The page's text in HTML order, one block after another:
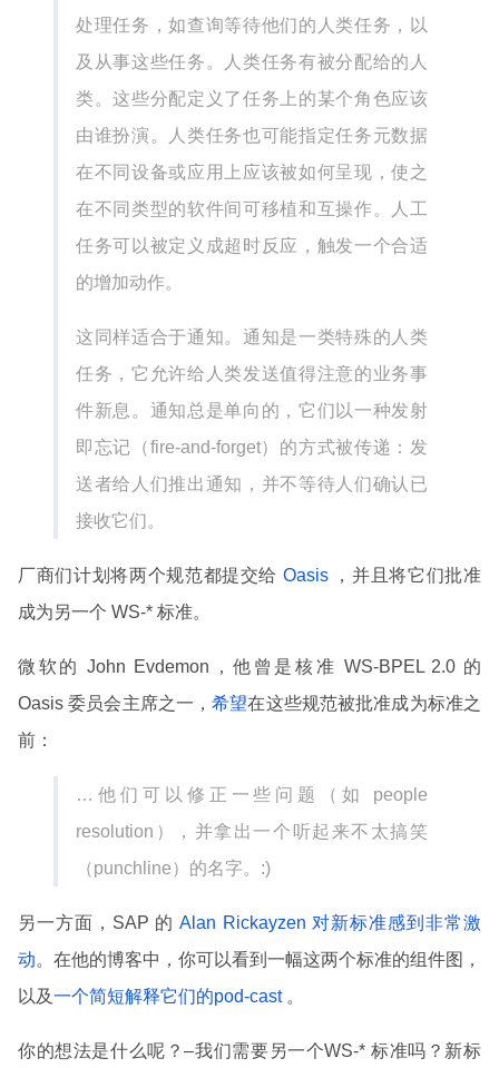
处理任务，如查询等待他们的人类任务，以
及从事这些任务。人类任务有被分配给的人
类。这些分配定义了任务上的某个角色应该
由谁扮演。人类任务也可能指定任务元数据
在不同设备或应用上应该被如何呈现，使之
在不同类型的软件间可移植和互操作。人工
任务可以被定义成超时反应，触发一个合适
的增加动作。
这同样适合于通知。通知是一类特殊的人类
任务，它允许给人类发送值得注意的业务事
件新息。通知总是单向的，它们以一种发射
即忘记（fire-and-forget）的方式被传递：发
送者给人们推出通知，并不等待人们确认已
接收它们。
厂商们计划将两个规范都提交给 Oasis
，并且将它们批准
成为另一个 WS-* 标准。
微软的 John Evdemon，他曾是核准 WS-BPEL 2.0 的
Oasis 委员会主席之一，希望在这些规范被批准成为标准之
前：
…他们可以修正一些问题（如 people
resolution），并拿出一个听起来不太搞笑
（punchline）的名字。:)
另一方面，SAP 的 Alan Rickayzen 对新标准感到非常激
动。在他的博客中，你可以看到一幅这两个标准的组件图，
以及一个简短解释它们的pod-cast 。
你的想法是什么呢？–我们需要另一个WS-* 标准吗？新标